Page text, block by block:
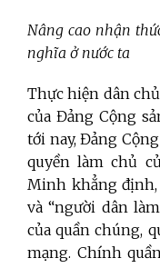
Nâng cao nhận
nghĩa ở nước ta
Thực hiện dân
của Đảng Cộng
tới nay, Đảng
quyền làm chủ
Minh khẳng định,
và “người dân
của quần chúng,
mạng. Chính